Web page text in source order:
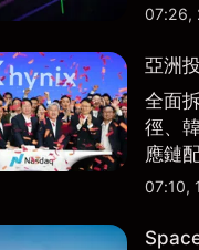
07:26,
亞洲
全面
徑、
應鏈
07:10,